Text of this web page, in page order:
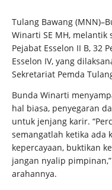
Tulang Bawang
Winarti SE MH,
Pejabat Esselon II B, 32
Esselon IV, yang
Sekretariat Pemda
Bunda Winarti
hal biasa, penyegaran
untuk jenjang karir.
semangatlah ketika ada
kepercayaan, buktikan
jangan nyalip
arahannya.